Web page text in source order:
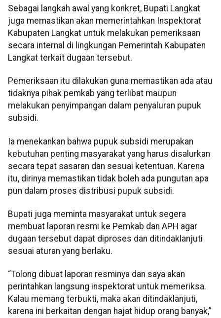
Sebagai langkah awal yang konkret, Bupati Langkat
juga memastikan akan memerintahkan Inspektorat
Kabupaten Langkat untuk melakukan pemeriksaan
secara internal di lingkungan Pemerintah Kabupaten
Langkat terkait dugaan tersebut.
Pemeriksaan itu dilakukan guna memastikan ada atau
tidaknya pihak pemkab yang terlibat maupun
melakukan penyimpangan dalam penyaluran pupuk
subsidi.
Ia menekankan bahwa pupuk subsidi merupakan
kebutuhan penting masyarakat yang harus disalurkan
secara tepat sasaran dan sesuai ketentuan. Karena
itu, dirinya memastikan tidak boleh ada pungutan apa
pun dalam proses distribusi pupuk subsidi.
Bupati juga meminta masyarakat untuk segera
membuat laporan resmi ke Pemkab dan APH agar
dugaan tersebut dapat diproses dan ditindaklanjuti
sesuai aturan yang berlaku.
“Tolong dibuat laporan resminya dan saya akan
perintahkan langsung inspektorat untuk memeriksa.
Kalau memang terbukti, maka akan ditindaklanjuti,
karena ini berkaitan dengan hajat hidup orang banyak,”